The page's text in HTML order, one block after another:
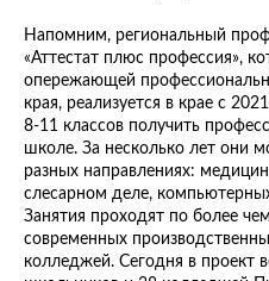
Напомним, региональный
«Аттестат плюс профессия»,
опережающей
края, реализуется в крае с
8-11 классов получить
школе. За несколько лет они
разных направлениях:
слесарном деле,
Занятия проходят по более
современных
колледжей. Сегодня в проект